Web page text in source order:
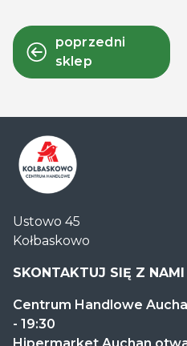
poprzedni
sklep
Handlowe
Auchan
Kołbaskowo
Ustowo 45
Kołbaskowo
SKONTAKTUJ SIĘ Z NAMI
Centrum Handlowe
- 19:30